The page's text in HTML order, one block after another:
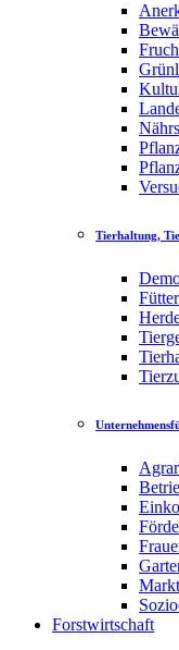
Tierhaltung,
Forstwirtschaft